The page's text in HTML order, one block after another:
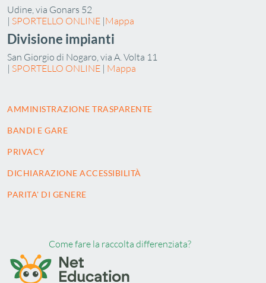
Udine, via Gonars 52
| SPORTELLO ONLINE |Mappa
Divisione impianti
San Giorgio di Nogaro, via A. Volta 11
| SPORTELLO ONLINE | Mappa
AMMINISTRAZIONE TRASPARENTE
BANDI E GARE
PRIVACY
DICHIARAZIONE ACCESSIBILITÀ
PARITA' DI GENERE
Come fare la raccolta differenziata?